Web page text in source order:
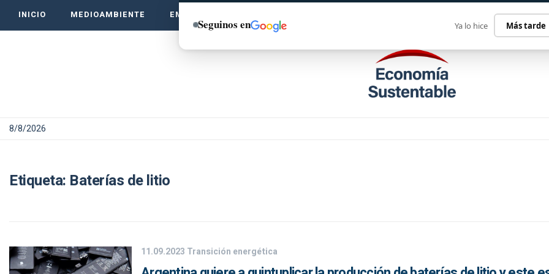
INICIO MEDIOAMBIENTE EMPRENDE VERDE
8/8/2026
Etiqueta: Baterías de litio
11.09.2023 Transición energética
Seguinos en Ya lo hice Más tarde